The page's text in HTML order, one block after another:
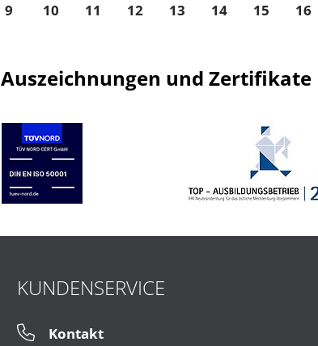
9 10 11 12 13 14 15 16
Auszeichnungen und Zertifikate
KUNDENSERVICE
Kontakt